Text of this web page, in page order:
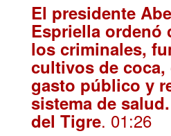
El presidente
Espriella ordenó
los criminales,
cultivos de coca,
gasto público y
sistema de
del Tigre. 01:26